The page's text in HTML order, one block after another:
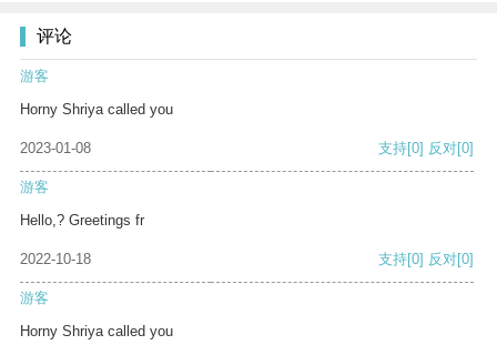
评论
游客
Horny Shriya called you
2023-01-08 支持[0] 反对[0]
游客
Hello,? Greetings fr
2022-10-18 支持[0] 反对[0]
游客
Horny Shriya called you